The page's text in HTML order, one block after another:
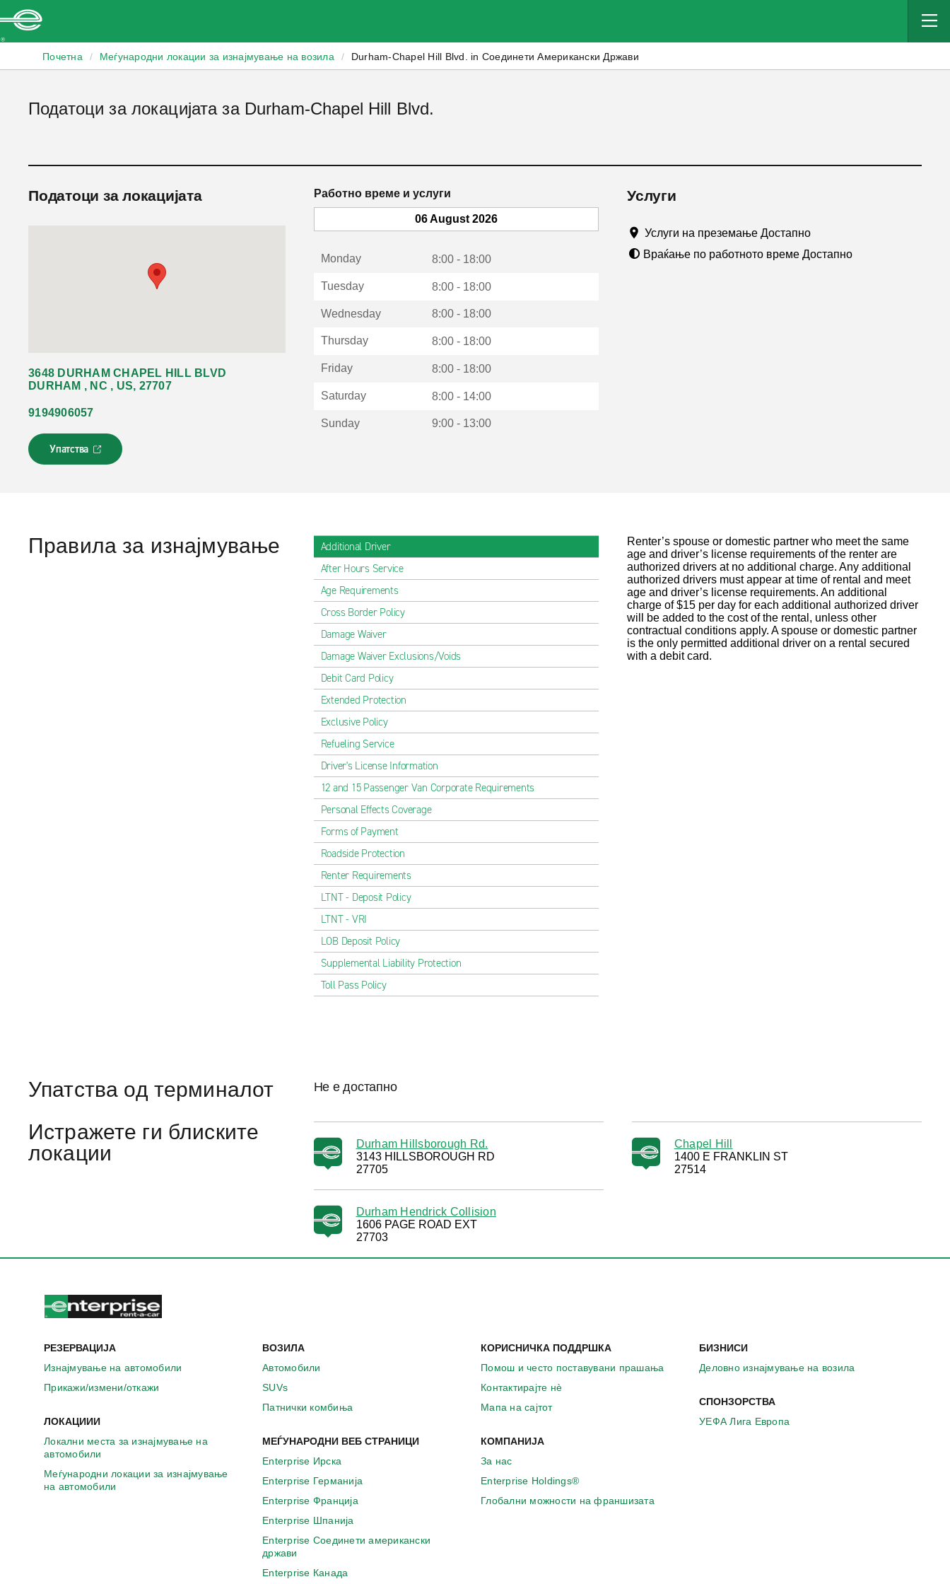
Почетна / Меѓународни локации за изнајмување на возила / Durham-Chapel Hill Blvd. in Соединети Американски Држави
Податоци за локацијата за Durham-Chapel Hill Blvd.
Податоци за локацијата
3648 DURHAM CHAPEL HILL BLVD
DURHAM , NC , US, 27707
9194906057
Упатства
Л
и
е
Работно време и услуги
06 August 2026
Monday 8:00 - 18:00
Tuesday 8:00 - 18:00
Wednesday 8:00 - 18:00
Thursday 8:00 - 18:00
Friday 8:00 - 18:00
Saturday 8:00 - 14:00
Sunday 9:00 - 13:00
Услуги
Услуги на преземање Достапно
Враќање по работното време Достапно
Правила за изнајмување
Additional Driver
After Hours Service
Age Requirements
Cross Border Policy
Damage Waiver
Damage Waiver Exclusions/Voids
Debit Card Policy
Extended Protection
Exclusive Policy
Refueling Service
Driver's License Information
12 and 15 Passenger Van Corporate Requirements
Personal Effects Coverage
Forms of Payment
Roadside Protection
Renter Requirements
LTNT - Deposit Policy
LTNT - VRI
LOB Deposit Policy
Supplemental Liability Protection
Toll Pass Policy
Renter’s spouse or domestic partner who meet the same
age and driver’s license requirements of the renter are
authorized drivers at no additional charge. Any additional
authorized drivers must appear at time of rental and meet
age and driver’s license requirements. An additional
charge of $15 per day for each additional authorized driver
will be added to the cost of the rental, unless other
contractual conditions apply. A spouse or domestic partner
is the only permitted additional driver on a rental secured
with a debit card.
Упатства од терминалот Не е достапно
Истражете ги блиските
локации
Durham Hillsborough Rd.
3143 HILLSBOROUGH RD
27705
Chapel Hill
1400 E FRANKLIN ST
27514
Durham Hendrick Collision
1606 PAGE ROAD EXT
27703
РЕЗЕРВАЦИЈА
Изнајмување на автомобили
Прикажи/измени/откажи
ЛОКАЦИИИ
Локални места за изнајмување на
автомобили
Меѓународни локации за изнајмување
на автомобили
ВОЗИЛА
Автомобили
SUVs
Патнички комбиња
МЕЃУНАРОДНИ ВЕБ СТРАНИЦИ
Enterprise Ирска
Enterprise Германија
Enterprise Франција
Enterprise Шпанија
Enterprise Соединети американски
држави
Enterprise Канада
КОРИСНИЧКА ПОДДРШКА
Помош и често поставувани прашања
Контактирајте нѐ
Мапа на сајтот
КОМПАНИЈА
За нас
Enterprise Holdings®
Глобални можности на франшизата
БИЗНИСИ
Деловно изнајмување на возила
СПОНЗОРСТВА
УЕФА Лига Европа